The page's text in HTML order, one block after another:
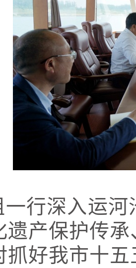
一行深入运
遗产保护传
抓好我市十